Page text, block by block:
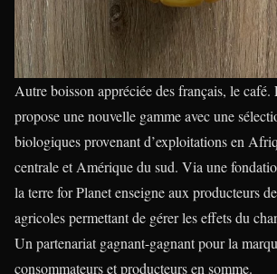
Autre boisson appréciée des français, le café.
propose une nouvelle gamme avec une
biologiques provenant d’exploitations en
centrale et Amérique du sud. Via une
la terre for Planet enseigne aux producteurs
agricoles permettant de gérer les effets du
Un partenariat gagnant-gagnant pour la
consommateurs et producteurs en somme.